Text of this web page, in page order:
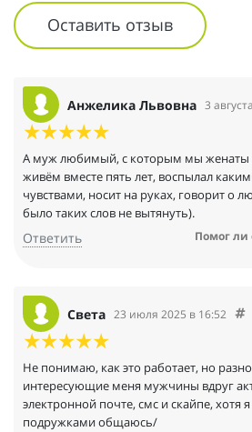
Оставить отзыв
Анжелика Львовна 3
А муж любимый, с которым мы женаты
живём вместе пять лет, воспылал
чувствами, носит на руках, говорит о
было таких слов не вытянуть).
Ответить Помог ли
Света 23 июля 2025 в 16:52
Не понимаю, как это работает, но
интересующие меня мужчины вдруг
электронной почте, смс и скайпе, хотя
подружками общаюсь/